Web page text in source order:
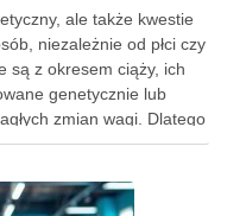
ale także kwestie
niezależnie od płci czy
są z okresem ciąży, ich
genetycznie lub
zmian wagi. Dlatego
lat zadbać …